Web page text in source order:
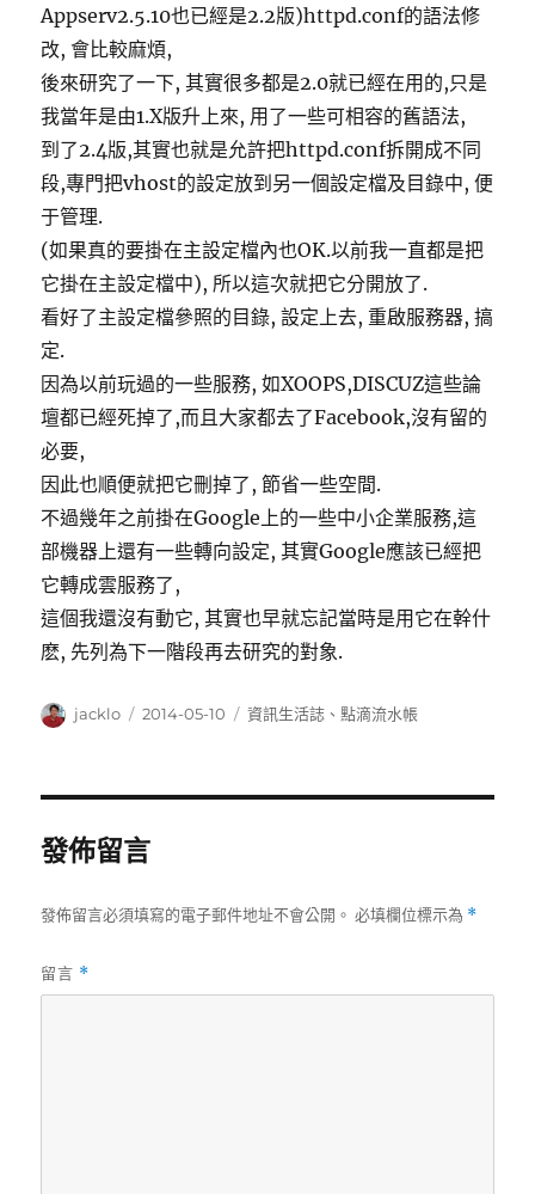
Appserv2.5.10也已經是2.2版)httpd.conf的語法修
改, 會比較麻煩,
後來研究了一下, 其實很多都是2.0就已經在用的,只是
我當年是由1.X版升上來, 用了一些可相容的舊語法,
到了2.4版,其實也就是允許把httpd.conf拆開成不同
段,專門把vhost的設定放到另一個設定檔及目錄中, 便
于管理.
(如果真的要掛在主設定檔內也OK.以前我一直都是把
它掛在主設定檔中), 所以這次就把它分開放了.
看好了主設定檔參照的目錄, 設定上去, 重啟服務器, 搞
定.
因為以前玩過的一些服務, 如XOOPS,DISCUZ這些論
壇都已經死掉了,而且大家都去了Facebook,沒有留的
必要,
因此也順便就把它刪掉了, 節省一些空間.
不過幾年之前掛在Google上的一些中小企業服務,這
部機器上還有一些轉向設定, 其實Google應該已經把
它轉成雲服務了,
這個我還沒有動它, 其實也早就忘記當時是用它在幹什
麽, 先列為下一階段再去研究的對象.
作
jacklo
發
2014-05-10
分
資訊生活誌 、點滴流水帳
發佈留言
發佈留言必須填寫的電子郵件地址不會公開。 必填欄位標示為 *
留言 *